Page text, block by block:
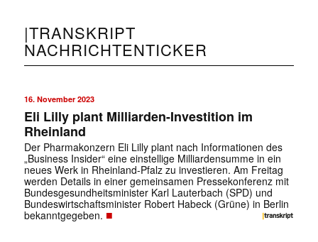
|TRANSKRIPT
NACHRICHTENTICKER
16. November 2023
Eli Lilly plant Milliarden-Investition im
Rheinland
Der Pharmakonzern Eli Lilly plant nach Informationen des
„Business Insider“ eine einstellige Milliardensumme in ein
neues Werk in Rheinland-Pfalz zu investieren. Am Freitag
werden Details in einer gemeinsamen Pressekonferenz mit
Bundesgesundheitsminister Karl Lauterbach (SPD) und
Bundeswirtschaftsminister Robert Habeck (Grüne) in Berlin
bekanntgegeben. ■